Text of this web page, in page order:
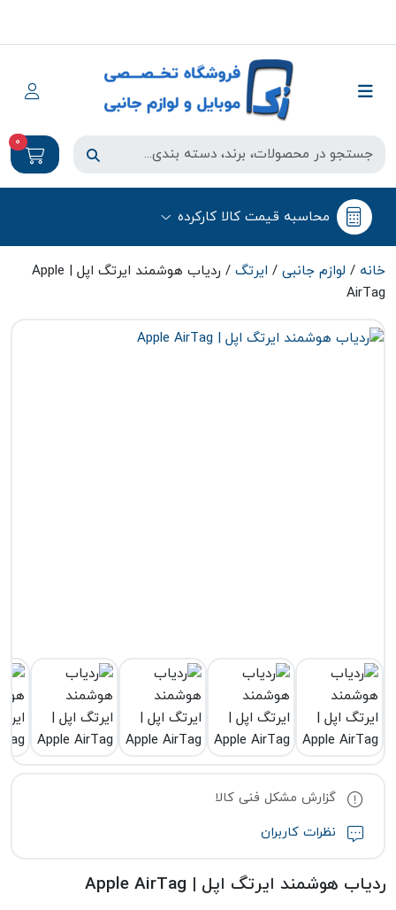
0
محاسبه قیمت کالا کارکرده
خانه / لوازم جانبی / ایرتگ
/ ردیاب هوشمند ایرتگ اپل | Apple
AirTag
گزارش مشکل فنی کالا
نظرات کاربران
ردیاب هوشمند ایرتگ اپل | Apple AirTag